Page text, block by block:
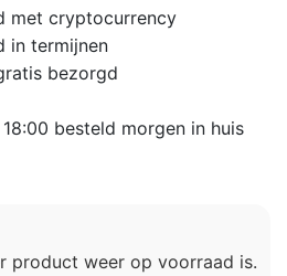
met cryptocurrency
in termijnen
bezorgd
besteld morgen in huis
product weer op voorraad is.